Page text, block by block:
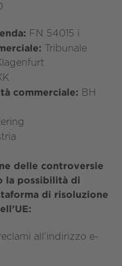
FN 54015 i
Tribunale
commerciale: BH
delle controversie
la possibilità di
di risoluzione
all’indirizzo e-